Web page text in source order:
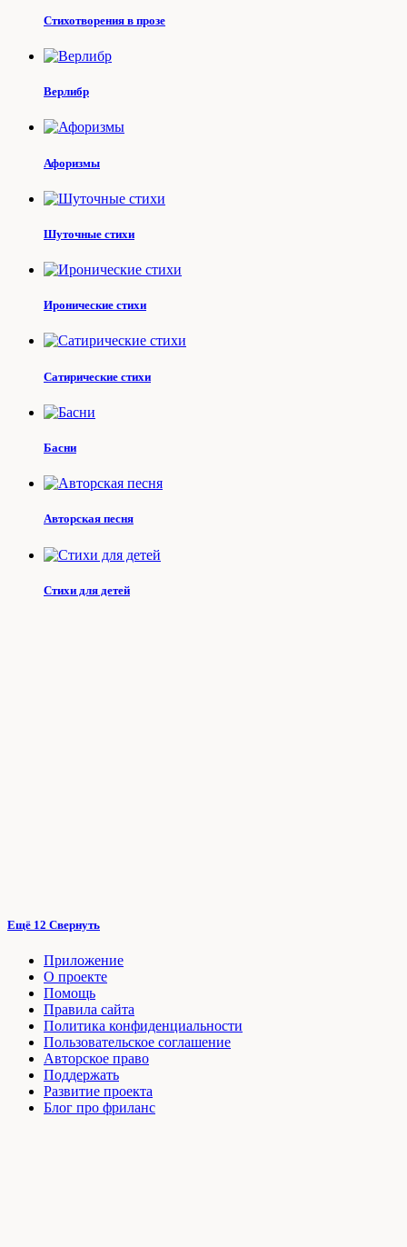
Стихотворения в прозе
Верлибр
Афоризмы
Шуточные стихи
Иронические стихи
Сатирические стихи
Басни
Авторская песня
Стихи для детей
Ещё 12 Свернуть
Приложение
О проекте
Помощь
Правила сайта
Политика конфиденциальности
Пользовательское соглашение
Авторское право
Поддержать
Развитие проекта
Блог про фриланс